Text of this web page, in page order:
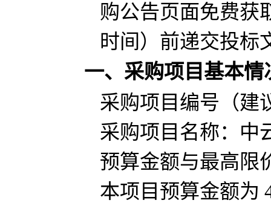
购公告页面免费获
时间）前递交投标
一、采购项目基本情
采购项目编号（建
采购项目名称： 中
预算金额与最高限
本项目预算金额为